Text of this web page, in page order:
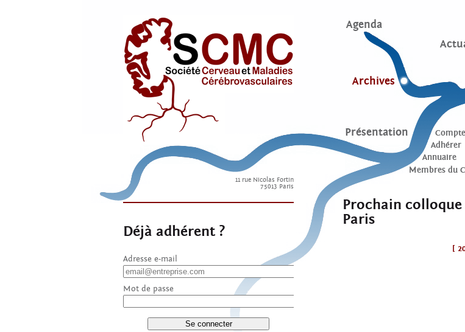
Présentation
Adhérer
Annuaire
Membres du
Agenda
Archives
11 rue Nicolas Fortin
75013 Paris
Déjà adhérent ?
Adresse e-mail
Mot de passe
Prochain colloque
Paris
[